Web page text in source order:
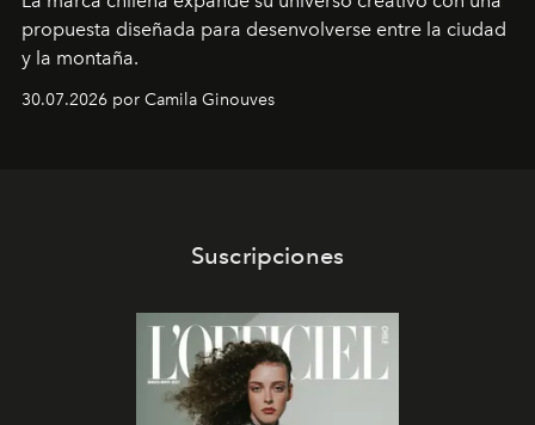
propuesta diseñada para desenvolverse entre la ciudad
y la montaña.
30.07.2026 por Camila Ginouves
Suscripciones